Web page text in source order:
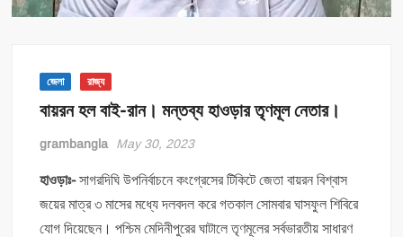
জেলা রাজ্য
বায়রন হল বাই-রান। মন্তব্য হাওড়ার তৃণমূল নেতার।
grambangla May 30, 2023
হাওড়াঃ-সাগরদিঘি উপনির্বাচনে কংগ্রেসের টিকিটে জেতা বায়রন বিশ্বাস
জয়ের মাত্র ৩ মাসের মধ্যে দলবদল করে গতকাল সোমবার ঘাসফুল শিবিরে
যোগ দিয়েছেন। পশ্চিম মেদিনীপুরের ঘাটালে তৃণমূলের সর্বভারতীয় সাধারণ